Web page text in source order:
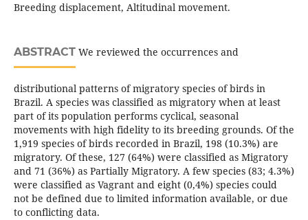
Breeding displacement, Altitudinal movement.
ABSTRACTWe reviewed the occurrences and
distributional patterns of migratory species of birds in
Brazil. A species was classified as migratory when at least
part of its population performs cyclical, seasonal
movements with high fidelity to its breeding grounds. Of the
1,919 species of birds recorded in Brazil, 198 (10.3%) are
migratory. Of these, 127 (64%) were classified as Migratory
and 71 (36%) as Partially Migratory. A few species (83; 4.3%)
were classified as Vagrant and eight (0,4%) species could
not be defined due to limited information available, or due
to conflicting data.